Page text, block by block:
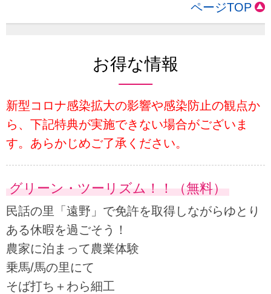
ページTOP
お得な情報
新型コロナ感染拡大の影響や感染防止の観点か
ら、下記特典が実施できない場合がございま
す。あらかじめご了承ください。
グリーン・ツーリズム！！（無料）
民話の里「遠野」で免許を取得しながらゆとり
ある休暇を過ごそう！
農家に泊まって農業体験
乗馬/馬の里にて
そば打ち＋わら細工